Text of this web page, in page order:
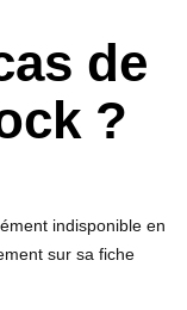
de
?
indisponible en
sur sa fiche